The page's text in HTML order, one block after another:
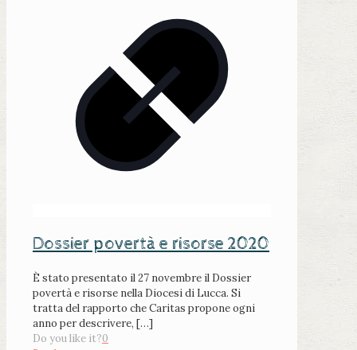
Dossier povertà e risorse 2020
È stato presentato il 27 novembre il Dossier
povertà e risorse nella Diocesi di Lucca. Si
tratta del rapporto che Caritas propone ogni
anno per descrivere, […]
Do you like it?0